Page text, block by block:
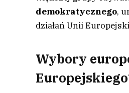
demokratycznego,
działań Unii
Wybory